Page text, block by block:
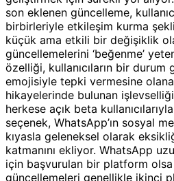
son eklenen güncelleme,
birbirleriyle etkileşim kurma
küçük ama etkili bir değişiklik
güncellemelerini ‘beğenme’
özelliği, kullanıcıların bir durum
emojisiyle tepki vermesine
hikayelerinde bulunan işlevselliği
herkese açık beta
seçenek, WhatsApp’ın sosyal
kıyasla geleneksel olarak
katmanını ekliyor. WhatsApp
için başvurulan bir platform
güncellemeleri genellikle ikinci